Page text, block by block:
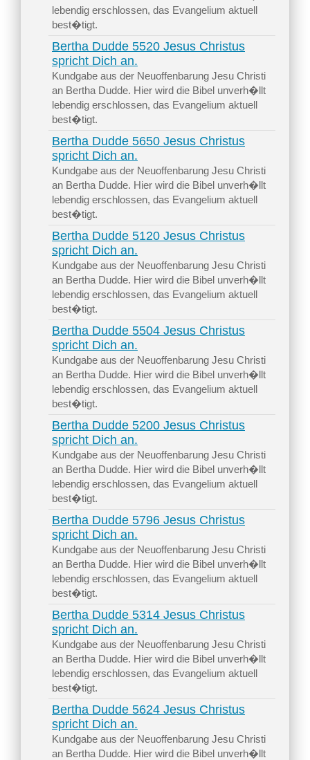
lebendig erschlossen, das Evangelium aktuell
best�tigt.
Bertha Dudde 5520 Jesus Christus
spricht Dich an.
Kundgabe aus der Neuoffenbarung Jesu Christi
an Bertha Dudde. Hier wird die Bibel unverh�llt
lebendig erschlossen, das Evangelium aktuell
best�tigt.
Bertha Dudde 5650 Jesus Christus
spricht Dich an.
Kundgabe aus der Neuoffenbarung Jesu Christi
an Bertha Dudde. Hier wird die Bibel unverh�llt
lebendig erschlossen, das Evangelium aktuell
best�tigt.
Bertha Dudde 5120 Jesus Christus
spricht Dich an.
Kundgabe aus der Neuoffenbarung Jesu Christi
an Bertha Dudde. Hier wird die Bibel unverh�llt
lebendig erschlossen, das Evangelium aktuell
best�tigt.
Bertha Dudde 5504 Jesus Christus
spricht Dich an.
Kundgabe aus der Neuoffenbarung Jesu Christi
an Bertha Dudde. Hier wird die Bibel unverh�llt
lebendig erschlossen, das Evangelium aktuell
best�tigt.
Bertha Dudde 5200 Jesus Christus
spricht Dich an.
Kundgabe aus der Neuoffenbarung Jesu Christi
an Bertha Dudde. Hier wird die Bibel unverh�llt
lebendig erschlossen, das Evangelium aktuell
best�tigt.
Bertha Dudde 5796 Jesus Christus
spricht Dich an.
Kundgabe aus der Neuoffenbarung Jesu Christi
an Bertha Dudde. Hier wird die Bibel unverh�llt
lebendig erschlossen, das Evangelium aktuell
best�tigt.
Bertha Dudde 5314 Jesus Christus
spricht Dich an.
Kundgabe aus der Neuoffenbarung Jesu Christi
an Bertha Dudde. Hier wird die Bibel unverh�llt
lebendig erschlossen, das Evangelium aktuell
best�tigt.
Bertha Dudde 5624 Jesus Christus
spricht Dich an.
Kundgabe aus der Neuoffenbarung Jesu Christi
an Bertha Dudde. Hier wird die Bibel unverh�llt